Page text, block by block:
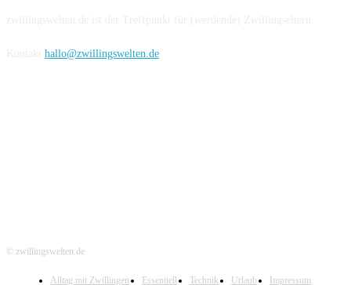
hallo@zwillingswelten.de
© zwillingswelten.de
Alltag mit Zwillingen Essentiell Technik Urlaub
Impressum